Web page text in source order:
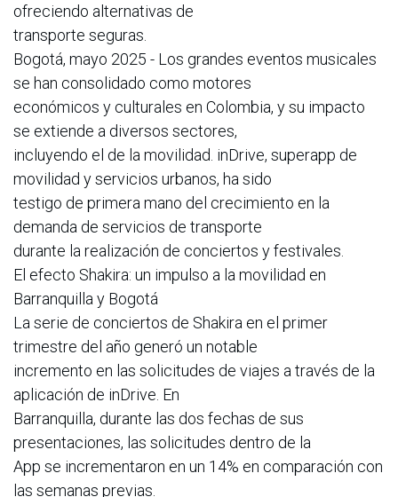
ofreciendo alternativas de
transporte seguras.
Bogotá, mayo 2025 - Los grandes eventos musicales
se han consolidado como motores
económicos y culturales en Colombia, y su impacto
se extiende a diversos sectores,
incluyendo el de la movilidad. inDrive, superapp de
movilidad y servicios urbanos, ha sido
testigo de primera mano del crecimiento en la
demanda de servicios de transporte
durante la realización de conciertos y festivales.
El efecto Shakira: un impulso a la movilidad en
Barranquilla y Bogotá
La serie de conciertos de Shakira en el primer
trimestre del año generó un notable
incremento en las solicitudes de viajes a través de la
aplicación de inDrive. En
Barranquilla, durante las dos fechas de sus
presentaciones, las solicitudes dentro de la
App se incrementaron en un 14% en comparación con
las semanas previas.